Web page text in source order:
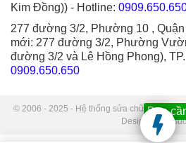
Kim Đồng)) - Hotline:
277 đường 3/2, Phường 10 ,
mới: 277 đường 3/2, Phường
đường 3/2 và Lê Hồng Phong),
0909.650.650
© 2006 - 2025 - Hệ thống sửa chữa điện
Designed by
Bạn